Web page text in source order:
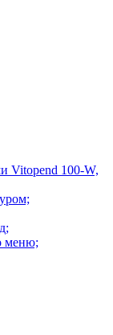
Vitopend 100-W,
меню;